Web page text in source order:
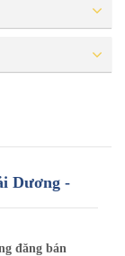
Dương -
đăng bán